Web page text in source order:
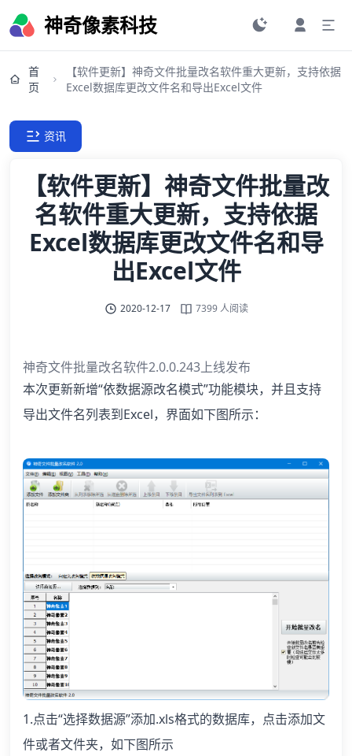
神奇像素科技
首
页
【软件更新】神奇文件批量改名软件重大更新，支持依据
Excel数据库更改文件名和导出Excel文件
资讯
【软件更新】神奇文件批量改
名软件重大更新，支持依据
Excel数据库更改文件名和导
出Excel文件
2020-12-17 7399 人阅读
神奇文件批量改名软件2.0.0.243上线发布
本次更新新增“依数据源改名模式”功能模块，并且支持
导出文件名列表到Excel，界面如下图所示：
1.点击“选择数据源”添加.xls格式的数据库，点击添加文
件或者文件夹，如下图所示